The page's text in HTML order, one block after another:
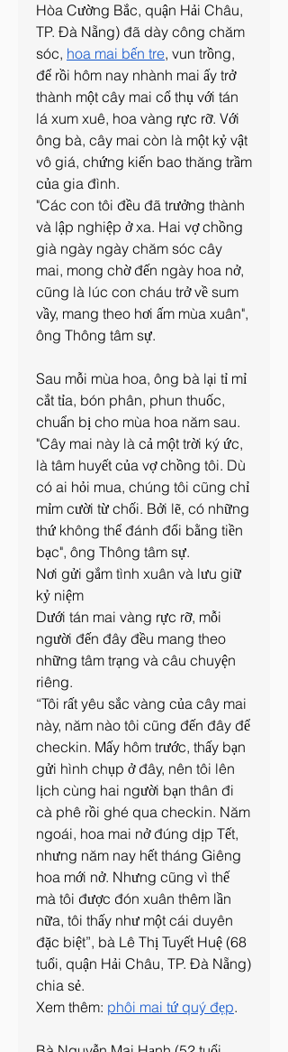
Hòa Cường Bắc, quận Hải Châu,
TP. Đà Nẵng) đã dày công chăm
sóc, hoa mai bến tre, vun trồng,
để rồi hôm nay nhành mai ấy trở
thành một cây mai cổ thụ với tán
lá xum xuê, hoa vàng rực rỡ. Với
ông bà, cây mai còn là một kỷ vật
vô giá, chứng kiến bao thăng trầm
của gia đình.
"Các con tôi đều đã trưởng thành
và lập nghiệp ở xa. Hai vợ chồng
già ngày ngày chăm sóc cây
mai, mong chờ đến ngày hoa nở,
cũng là lúc con cháu trở về sum
vầy, mang theo hơi ấm mùa xuân",
ông Thông tâm sự.
Sau mỗi mùa hoa, ông bà lại tỉ mỉ
cắt tỉa, bón phân, phun thuốc,
chuẩn bị cho mùa hoa năm sau.
"Cây mai này là cả một trời ký ức,
là tâm huyết của vợ chồng tôi. Dù
có ai hỏi mua, chúng tôi cũng chỉ
mỉm cười từ chối. Bởi lẽ, có những
thứ không thể đánh đổi bằng tiền
bạc", ông Thông tâm sự.
Nơi gửi gắm tình xuân và lưu giữ
kỷ niệm
Dưới tán mai vàng rực rỡ, mỗi
người đến đây đều mang theo
những tâm trạng và câu chuyện
riêng.
“Tôi rất yêu sắc vàng của cây mai
này, năm nào tôi cũng đến đây để
checkin. Mấy hôm trước, thấy bạn
gửi hình chụp ở đây, nên tôi lên
lịch cùng hai người bạn thân đi
cà phê rồi ghé qua checkin. Năm
ngoái, hoa mai nở đúng dịp Tết,
nhưng năm nay hết tháng Giêng
hoa mới nở. Nhưng cũng vì thế
mà tôi được đón xuân thêm lần
nữa, tôi thấy như một cái duyên
đặc biệt”, bà Lê Thị Tuyết Huệ (68
tuổi, quận Hải Châu, TP. Đà Nẵng)
chia sẻ.
Xem thêm: phôi mai tứ quý đẹp.